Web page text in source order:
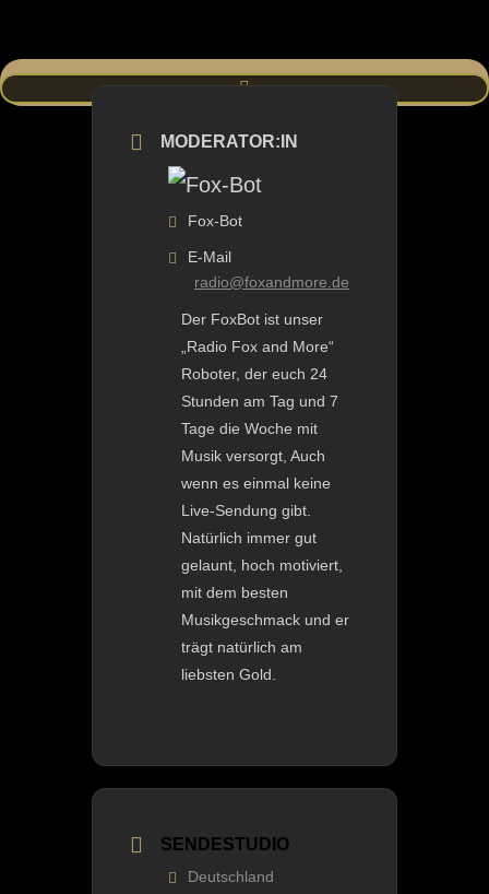
MODERATOR:IN
Fox-Bot
E-Mail
radio@foxandmore.de
Der FoxBot ist unser
„Radio Fox and More“
Roboter, der euch 24
Stunden am Tag und 7
Tage die Woche mit
Musik versorgt, Auch
wenn es einmal keine
Live-Sendung gibt.
Natürlich immer gut
gelaunt, hoch motiviert,
mit dem besten
Musikgeschmack und er
trägt natürlich am
liebsten Gold.
SENDESTUDIO
Deutschland